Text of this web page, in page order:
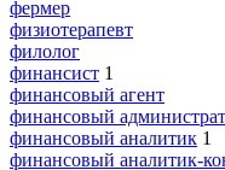
фермер
физиотерапевт
филолог
финансист 1
финансовый агент
финансовый
финансовый аналитик 1
финансовый аналитик-